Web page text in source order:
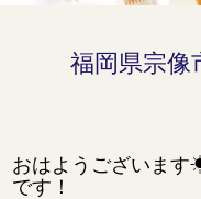
福岡県宗
おはようございま
です！